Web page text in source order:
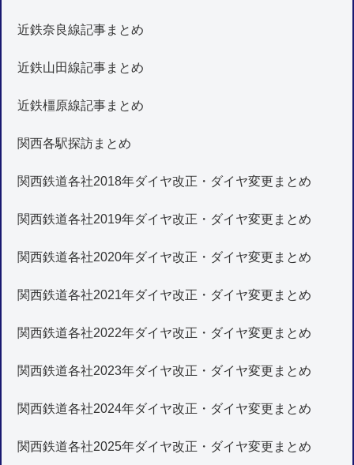
近鉄奈良線記事まとめ
近鉄山田線記事まとめ
近鉄橿原線記事まとめ
関西各駅探訪まとめ
関西鉄道各社2018年ダイヤ改正・ダイヤ変更まとめ
関西鉄道各社2019年ダイヤ改正・ダイヤ変更まとめ
関西鉄道各社2020年ダイヤ改正・ダイヤ変更まとめ
関西鉄道各社2021年ダイヤ改正・ダイヤ変更まとめ
関西鉄道各社2022年ダイヤ改正・ダイヤ変更まとめ
関西鉄道各社2023年ダイヤ改正・ダイヤ変更まとめ
関西鉄道各社2024年ダイヤ改正・ダイヤ変更まとめ
関西鉄道各社2025年ダイヤ改正・ダイヤ変更まとめ